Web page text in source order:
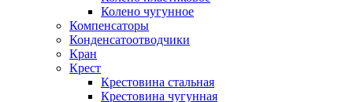
Колено чугунное
Компенсаторы
Конденсатоотводчики
Кран
Крест
Крестовина стальная
Крестовина чугунная